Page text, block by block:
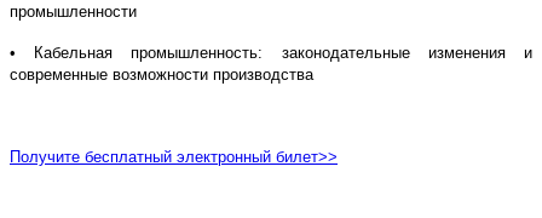
промышленности
• Кабельная промышленность: законодательные изменения и
современные возможности производства
Получите бесплатный электронный билет>>